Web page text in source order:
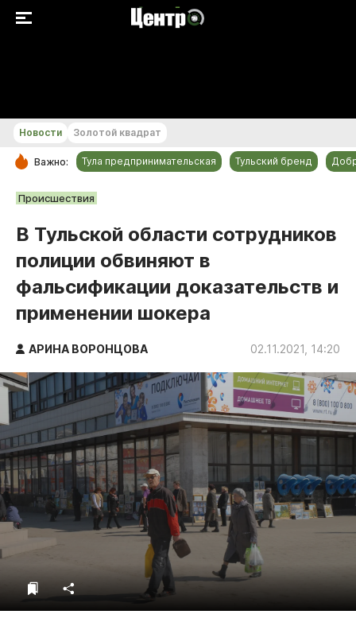
РУБРИКИ
Общество
Культура
Происшествия
Спорт
Тульский бренд
Тула предпринимательская
Голодный шпион
Новости Золотой квадрат
Важно: Тула предпринимательская Тульский бренд
Происшествия
В Тульской области сотрудников
полиции обвиняют в
фальсификации доказательств и
применении шокера
АРИНА ВОРОНЦОВА 02.11.2021, 14:20